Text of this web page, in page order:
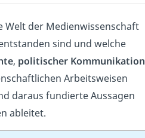
der Medienwissenschaft
sind und welche
, politischer Kommunikation
Arbeitsweisen
daraus fundierte Aussagen
ableitet.